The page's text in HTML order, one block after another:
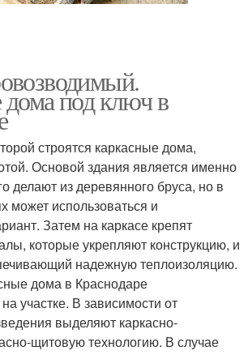
под ключ в
строятся каркасные дома,
Основой здания является именно
делают из деревянного бруса, но в
может использоваться и
Затем на каркасе крепят
которые укрепляют конструкцию, и
надежную теплоизоляцию.
дома в Краснодаре
участке. В зависимости от
выделяют каркасно-
щитовую технологию. В случае